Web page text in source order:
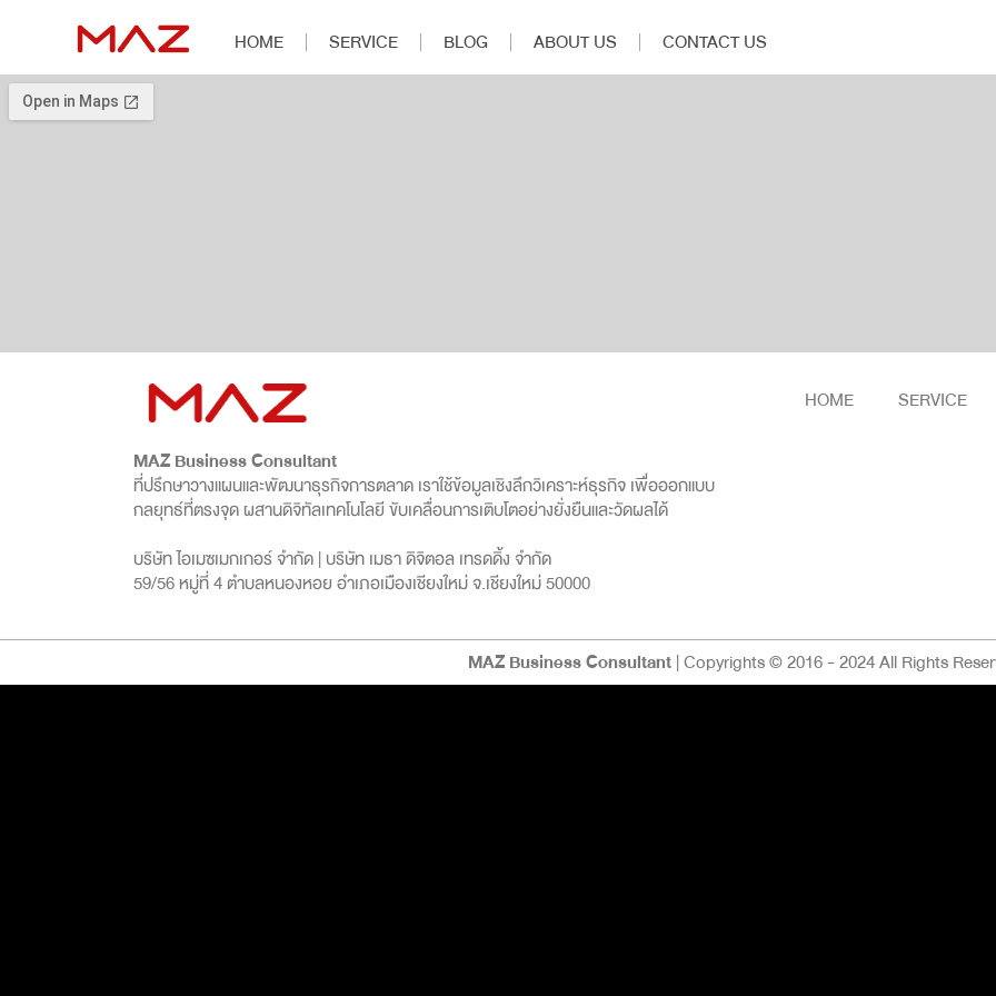
HOME SERVICE BLOG ABOUT US CONTACT US
HOME SERVICE
MAZ Business Consultant
ที่ปรึกษาวางแผนและพัฒนาธุรกิจการตลาด เราใช้ข้อมูลเชิงลึกวิเคราะห์ธุรกิจ เพื่อออกแบบ
กลยุทธ์ที่ตรงจุด ผสานดิจิทัลเทคโนโลยี ขับเคลื่อนการเติบโตอย่างยั่งยืนและวัดผลได้
บริษัท ไอเมซเมกเกอร์ จำกัด | บริษัท เมธา ดิจิตอล เทรดดิ้ง จำกัด
59/56 หมู่ที่ 4 ตำบลหนองหอย อำเภอเมืองเชียงใหม่ จ.เชียงใหม่ 50000
MAZ Business Consultant| Copyrights © 2016 - 2024 All Rights